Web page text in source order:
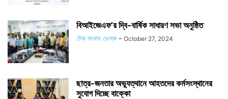
বিআইজেএফ’র দ্বি-বার্ষিক সাধারণ সভা অনুষ্ঠিত
টেক সংবাদ ডেস্ক - October 27, 2024
ছাত্র-জনতার অভ্যুত্থানে আহতদের কর্মসংস্থানের
সুযোগ দিচ্ছে বাক্কো